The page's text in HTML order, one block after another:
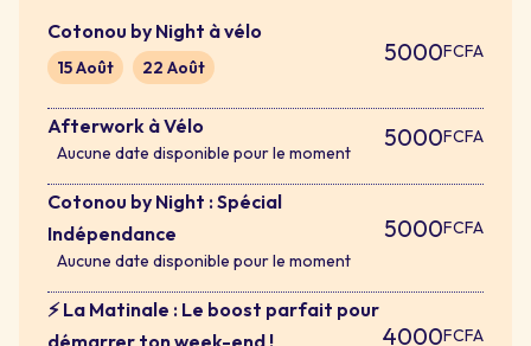
Cotonou by Night à vélo
15 Août 22 Août
5000FCFA
Afterwork à Vélo
Aucune date disponible pour le moment
5000FCFA
Cotonou by Night : Spécial
Indépendance
Aucune date disponible pour le moment
5000FCFA
⚡ La Matinale : Le boost parfait pour
démarrer ton week-end !
4000FCFA